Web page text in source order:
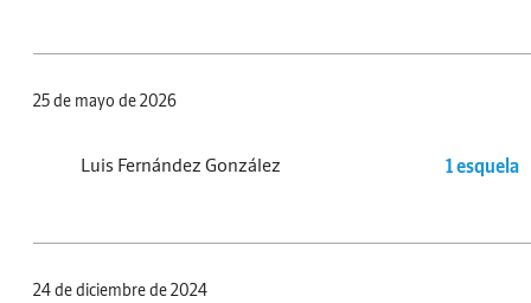
25 de mayo de 2026
Luis Fernández González 1 esquela
24 de diciembre de 2024